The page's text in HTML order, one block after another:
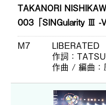
TAKANORI
003「SINGularity Ⅲ -
M7
LIBERATED
作詞
作曲 / 編曲